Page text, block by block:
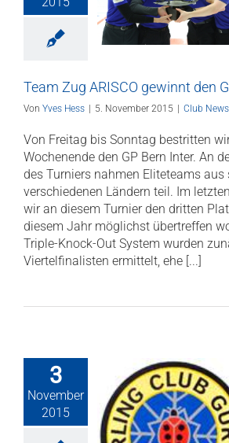
den GP Bern
Team Zug ARISCO gewinnt den
Von Yves Hess 5. November 2015 Club News
Von Freitag bis Sonntag bestritten
Wochenende den GP Bern Inter. An
des Turniers nahmen Eliteteams aus
verschiedenen Ländern teil. Im
wir an diesem Turnier den dritten
diesem Jahr möglichst übertreffen
Triple-Knock-Out System wurden
Viertelfinalisten ermittelt, ehe [...]
3
November
2015
Teams für